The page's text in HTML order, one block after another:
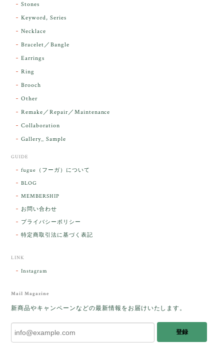
ンダラで感動しました。素敵な箱と和紙で石を包んで
下さり、ありがとうございました。
レビューをありがとうございます。 実物を
こそ この度は誠にありがとうございまし
た人に幸せが訪れる」という言い伝えがあるケサラン
パサラン。とっても素敵です。メッセージでは色々記
憶違いもありましたが、またいつかお会いして楽しい
した。
をあたたかく迎え入れてくださり とても嬉
しく思います。 この石のふわりとした光を
ランパサラン」でした。これからはT様の
傍で そっと見守ってくれるのではないかな
Stones
Keyword, Series
Necklace
Bracelet／Bangle
Earrings
Ring
Brooch
Other
Remake／Repair／Maintenance
Collaboration
Gallery_ Sample
GUIDE
fugue（フーガ）について
BLOG
MEMBERSHIP
お問い合わせ
プライバシーポリシー
特定商取引法に基づく表記
LINK
Instagram
Mail Magazine
新商品やキャンペーンなどの最新情報をお届けいたします。
登録